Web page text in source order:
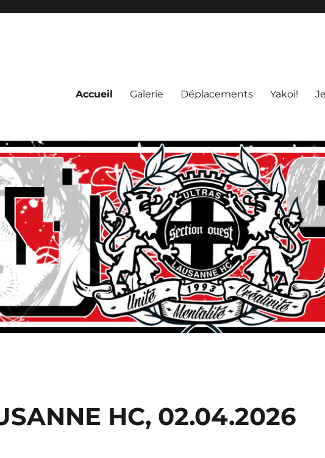
Accueil Galerie Déplacements Yakoi!
HC, 02.04.2026